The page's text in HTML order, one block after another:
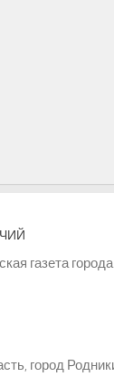
газета
город